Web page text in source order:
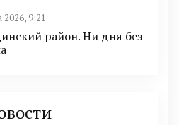
2026, 9:21
район. Ни дня без